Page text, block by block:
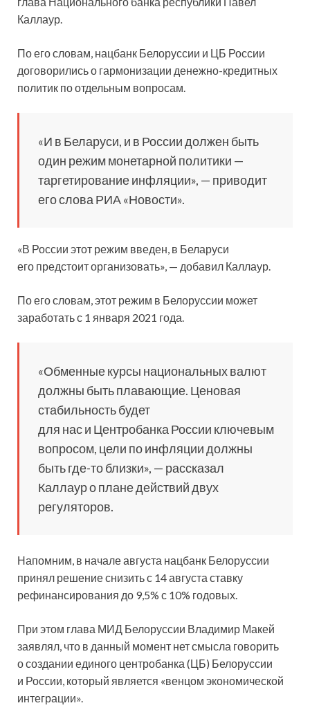
Каллаур.
По его словам, нацбанк Белоруссии и ЦБ России
договорились о гармонизации денежно-кредитных
политик по отдельным вопросам.
«И в Беларуси, и в России должен быть
один режим монетарной политики —
таргетирование инфляции», — приводит
его слова РИА «Новости».
«В России этот режим введен, в Беларуси
его предстоит организовать», — добавил Каллаур.
По его словам, этот режим в Белоруссии может
заработать с 1 января 2021 года.
«Обменные курсы национальных валют
должны быть плавающие. Ценовая
стабильность будет
для нас и Центробанка России ключевым
вопросом, цели по инфляции должны
быть где-то близки», — рассказал
Каллаур о плане действий двух
регуляторов.
Напомним, в начале августа нацбанк Белоруссии
принял решение снизить с 14 августа ставку
рефинансирования до 9,5% с 10% годовых.
При этом глава МИД Белоруссии Владимир Макей
заявлял, что в данный момент нет смысла говорить
о создании единого центробанка (ЦБ) Белоруссии
и России, который является «венцом экономической
интеграции».